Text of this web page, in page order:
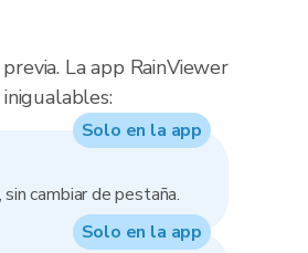
La app RainViewer
cambiar de pestaña.
Solo en la app
Solo en la app